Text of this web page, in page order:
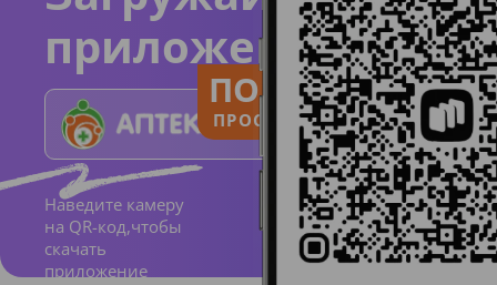
приложение
Наведите камеру
на QR-код,чтобы
скачать
приложение
ПОЛЬЗУЙСЯ
ПРОСТО И ПОНЯТНО